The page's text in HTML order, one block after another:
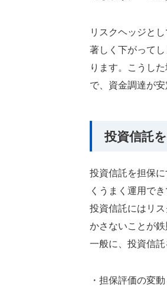
リスクヘッジと
著しく下がって
ります。こうし
で、資金調達が
投資信託
投資信託を担保
くうまく運用で
投資信託にはリ
かさないことが鉄
一般に、投資信
・担保評価の変